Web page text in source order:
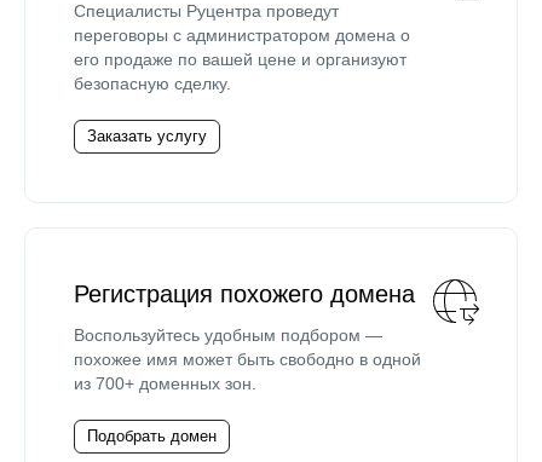
Специалисты Руцентра проведут
переговоры с администратором домена о
его продаже по вашей цене и организуют
безопасную сделку.
Заказать услугу
Регистрация похожего домена
Воспользуйтесь удобным подбором —
похожее имя может быть свободно в одной
из 700+ доменных зон.
Подобрать домен